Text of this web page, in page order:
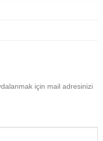
için mail adresinizi